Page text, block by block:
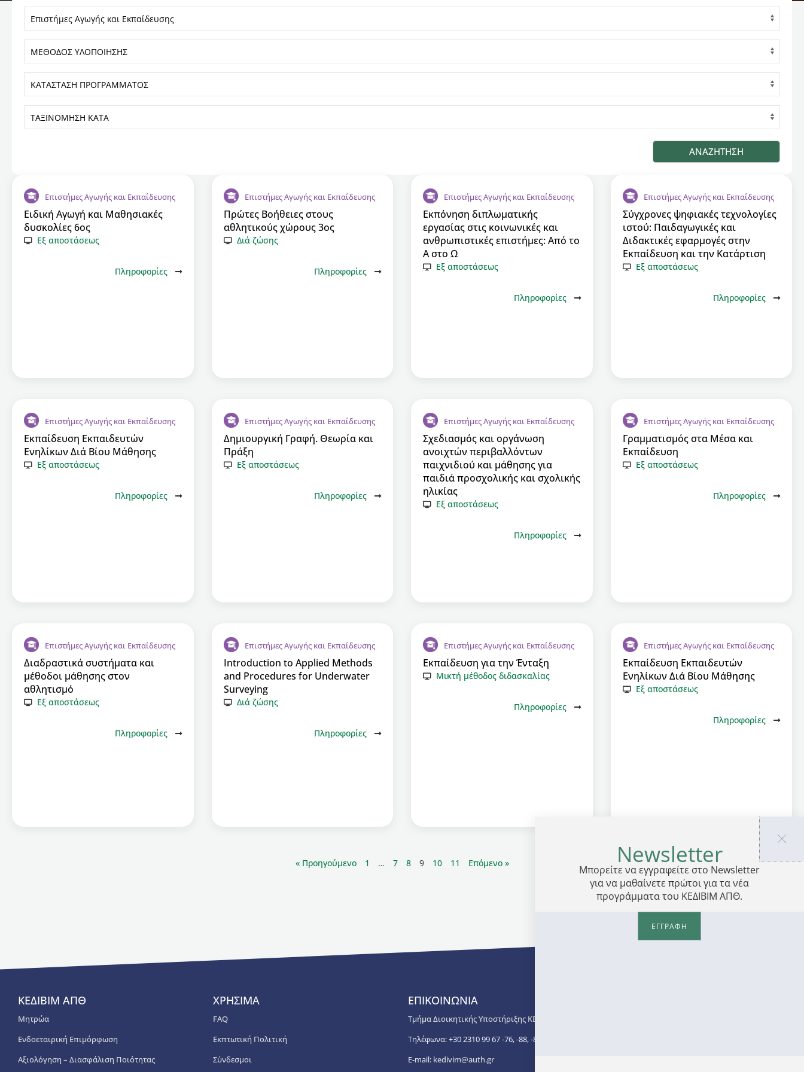
Επιστήμες Αγωγής και Εκπαίδευσης
Ειδική Αγωγή και Μαθησιακές
δυσκολίες 6ος
Εξ αποστάσεως
Πληροφορίες
Επιστήμες Αγωγής και Εκπαίδευσης
Πρώτες Βοήθειες στους
αθλητικούς χώρους 3ος
Διά ζώσης
Πληροφορίες
Επιστήμες Αγωγής και Εκπαίδευσης
Εκπόνηση διπλωματικής
εργασίας στις κοινωνικές και
ανθρωπιστικές επιστήμες: Από το
Α στο Ω
Εξ αποστάσεως
Πληροφορίες
Επιστήμες Αγωγής και Εκπαίδευσης
Σύγχρονες ψηφιακές τεχνολογίες
ιστού: Παιδαγωγικές και
Διδακτικές εφαρμογές στην
Εκπαίδευση και την Κατάρτιση
Εξ αποστάσεως
Πληροφορίες
Επιστήμες Αγωγής και Εκπαίδευσης
Εκπαίδευση Εκπαιδευτών
Ενηλίκων Διά Βίου Μάθησης
Εξ αποστάσεως
Πληροφορίες
Επιστήμες Αγωγής και Εκπαίδευσης
Δημιουργική Γραφή. Θεωρία και
Πράξη
Εξ αποστάσεως
Πληροφορίες
Επιστήμες Αγωγής και Εκπαίδευσης
Σχεδιασμός και οργάνωση
ανοιχτών περιβαλλόντων
παιχνιδιού και μάθησης για
παιδιά προσχολικής και σχολικής
ηλικίας
Εξ αποστάσεως
Πληροφορίες
Επιστήμες Αγωγής και Εκπαίδευσης
Γραμματισμός στα Μέσα και
Εκπαίδευση
Εξ αποστάσεως
Πληροφορίες
Επιστήμες Αγωγής και Εκπαίδευσης
Διαδραστικά συστήματα και
μέθοδοι μάθησης στον
αθλητισμό
Εξ αποστάσεως
Πληροφορίες
Επιστήμες Αγωγής και Εκπαίδευσης
Introduction to Applied Methods
and Procedures for Underwater
Surveying
Διά ζώσης
Πληροφορίες
Επιστήμες Αγωγής και Εκπαίδευσης
Εκπαίδευση για την Ένταξη
Μικτή μέθοδος διδασκαλίας
Πληροφορίες
Επιστήμες Αγωγής και Εκπαίδευσης
Εκπαίδευση Εκπαιδευτών
Ενηλίκων Διά Βίου Μάθησης
Εξ αποστάσεως
Πληροφορίες
« Προηγούμενο 1 … 7 8 9 10 11 Επόμενο »
ΚΕΔΙΒΙΜ ΑΠΘ
Μητρώα
Ενδοεταιρική Επιμόρφωση
Αξιολόγηση – Διασφάλιση Ποιότητας
ΧΡΗΣΙΜΑ
FAQ
Εκπτωτική Πολιτική
Σύνδεσμοι
ΕΠΙΚΟΙΝΩΝΙΑ
Τμήμα Διοικητικής Υποστήριξης ΚΕΔΙΒΙΜ ΑΠΘ
Τηλέφωνα: +30 2310 99 67 -76, -88, -82, -83, -81
E-mail: kedivim@auth.gr
Newsletter
Μπορείτε να εγγραφείτε στο Newsletter
για να μαθαίνετε πρώτοι για τα νέα
προγράμματα του ΚΕΔΙΒΙΜ ΑΠΘ.
ΕΓΓΡΑΦΗ